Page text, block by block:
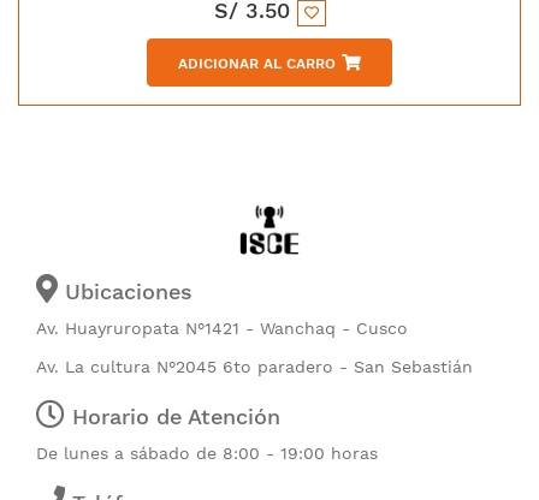
S/ 3.50
ADICIONAR AL CARRO
Ubicaciones
Av. Huayruropata N°1421 - Wanchaq - Cusco
Av. La cultura N°2045 6to paradero - San Sebastián
Horario de Atención
De lunes a sábado de 8:00 - 19:00 horas